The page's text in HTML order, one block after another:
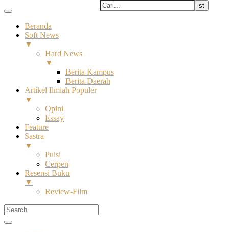
Beranda
Soft News
▼
Hard News
▼
Berita Kampus
Berita Daerah
Artikel Ilmiah Populer
▼
Opini
Essay
Feature
Sastra
▼
Puisi
Cerpen
Resensi Buku
▼
Review-Film